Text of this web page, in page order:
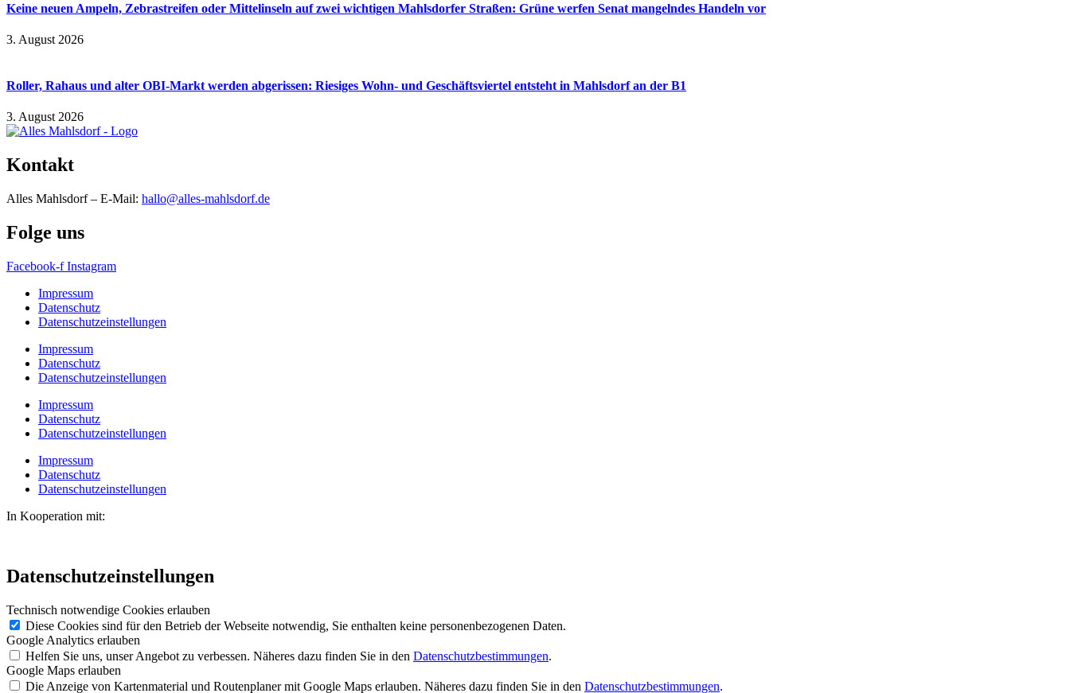
Keine neuen Ampeln, Zebrastreifen oder Mittelinseln auf zwei wichtigen Mahlsdorfer Straßen: Grüne werfen Senat mangelndes Handeln vor
3. August 2026
Roller, Rahaus und alter OBI-Markt werden abgerissen: Riesiges Wohn- und Geschäftsviertel entsteht in Mahlsdorf an der B1
3. August 2026
Kontakt
Alles Mahlsdorf – E-Mail: hallo@alles-mahlsdorf.de
Folge uns
Facebook-f Instagram
Impressum
Datenschutz
Datenschutzeinstellungen
Impressum
Datenschutz
Datenschutzeinstellungen
Impressum
Datenschutz
Datenschutzeinstellungen
Impressum
Datenschutz
Datenschutzeinstellungen
In Kooperation mit:
Datenschutzeinstellungen
Technisch notwendige Cookies erlauben
Diese Cookies sind für den Betrieb der Webseite notwendig, Sie enthalten keine personenbezogenen Daten.
Google Analytics erlauben
Helfen Sie uns, unser Angebot zu verbessen. Näheres dazu finden Sie in den Datenschutzbestimmungen.
Google Maps erlauben
Die Anzeige von Kartenmaterial und Routenplaner mit Google Maps erlauben. Näheres dazu finden Sie in den Datenschutzbestimmungen.